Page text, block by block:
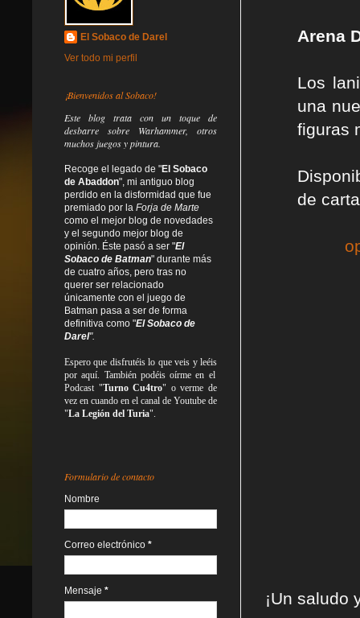
Arena
Los
una
figuras
de
¡Un saludo
El Sobaco de Darel
Ver todo mi perfil
¡Bienvenidos al Sobaco!
Este blog trata con un toque de
desbarre sobre Warhammer, otros
muchos juegos y pintura.
Recoge el legado de "El Sobaco
de Abaddon", mi antiguo blog
perdido en la disformidad que fue
premiado por la Forja de Marte
como el mejor blog de novedades
y el segundo mejor blog de
opinión. Éste pasó a ser "El
Sobaco de Batman" durante más
de cuatro años, pero tras no
querer ser relacionado
únicamente con el juego de
Batman pasa a ser de forma
definitiva como "El Sobaco de
Darel".
Espero que disfrutéis lo queveis yleéis
por aquí. También podéis oírme en el
Podcast "Turno Cu4tro" o verme de
vez en cuando en el canal de Youtube de
"La Legión del Turia".
Formulario de contacto
Nombre
Correo electrónico *
Mensaje *